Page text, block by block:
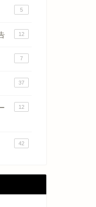
5
12
7
37
12
42